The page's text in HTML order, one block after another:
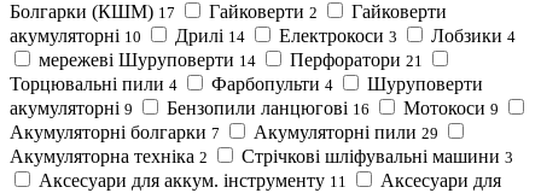
Болгарки (КШМ) 17 Гайковерти 2
Гайковерти
акумуляторні 10 Дрилі 14 Електрокоси 3 Лобзики 4
мережеві Шуруповерти 14 Перфоратори 21
Торцювальні пили 4 Фарбопульти 4
Шуруповерти
акумуляторні 9 Бензопили ланцюгові 16 Мотокоси 9
Акумуляторні болгарки 7 Акумуляторні пили 29
Акумуляторна техніка 2 Cтрічкові шліфувальні машини 3
Аксесуари для аккум. інструменту 11
Аксесуари для